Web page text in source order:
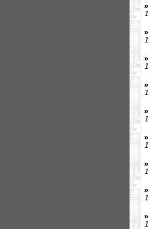
»
1
»
1
»
1
»
1
»
1
»
1
»
1
»
1
»
1